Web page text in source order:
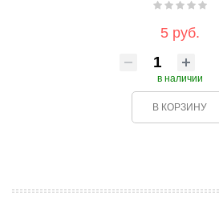
5 руб.
в наличии
В КОРЗИНУ